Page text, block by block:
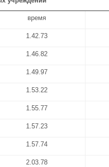
время
1.42.73
1.46.82
1.49.97
1.53.22
1.55.77
1.57.23
1.57.74
2.03.78